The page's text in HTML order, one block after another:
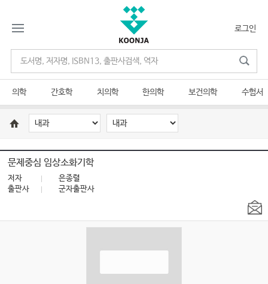
로그인
의학 간호학 치의학 한의학 보건의학 수험서
문제중심 임상소화기학
저자
은종렬
출판사
군자출판사